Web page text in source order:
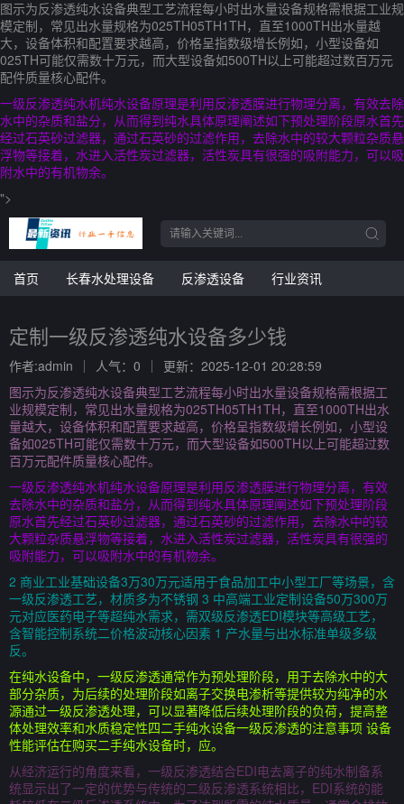
图示为反渗透纯水设备典型工艺流程每小时出水量设备规格需根据工业规
模定制，常见出水量规格为025TH05TH1TH，直至1000TH出水量越
大，设备体积和配置要求越高，价格呈指数级增长例如，小型设备如
025TH可能仅需数十万元，而大型设备如500TH以上可能超过数百万元
配件质量核心配件。
一级反渗透纯水机纯水设备原理是利用反渗透膜进行物理分离，有效去除
水中的杂质和盐分，从而得到纯水具体原理阐述如下预处理阶段原水首先
经过石英砂过滤器，通过石英砂的过滤作用，去除水中的较大颗粒杂质悬
浮物等接着，水进入活性炭过滤器，活性炭具有很强的吸附能力，可以吸
附水中的有机物余。
">
首页 长春水处理设备 反渗透设备 行业资讯
定制一级反渗透纯水设备多少钱
作者:admin 人气：0
更新：2025-12-01 20:28:59
图示为反渗透纯水设备典型工艺流程每小时出水量设备规格需根据工
业规模定制，常见出水量规格为025TH05TH1TH，直至1000TH出水
量越大，设备体积和配置要求越高，价格呈指数级增长例如，小型设
备如025TH可能仅需数十万元，而大型设备如500TH以上可能超过数
百万元配件质量核心配件。
一级反渗透纯水机纯水设备原理是利用反渗透膜进行物理分离，有效
去除水中的杂质和盐分，从而得到纯水具体原理阐述如下预处理阶段
原水首先经过石英砂过滤器，通过石英砂的过滤作用，去除水中的较
大颗粒杂质悬浮物等接着，水进入活性炭过滤器，活性炭具有很强的
吸附能力，可以吸附水中的有机物余。
2 商业工业基础设备3万30万元适用于食品加工中小型工厂等场景，含
一级反渗透工艺，材质多为不锈钢 3 中高端工业定制设备50万300万
元对应医药电子等超纯水需求，需双级反渗透EDI模块等高级工艺，
含智能控制系统二价格波动核心因素 1 产水量与出水标准单级多级
反。
在纯水设备中，一级反渗透通常作为预处理阶段，用于去除水中的大
部分杂质，为后续的处理阶段如离子交换电渗析等提供较为纯净的水
源通过一级反渗透处理，可以显著降低后续处理阶段的负荷，提高整
体处理效率和水质稳定性四二手纯水设备一级反渗透的注意事项 设备
性能评估在购买二手纯水设备时，应。
从经济运行的角度来看，一级反渗透结合EDI电去离子的纯水制备系
统显示出了一定的优势与传统的二级反渗透系统相比，EDI系统的能